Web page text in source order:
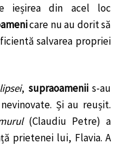
ieșirea din acel loc
care nu au dorit să
salvarea propriei
, supraoameniis-au
Și au reușit.
(Claudiu Petre) a
prietenei lui, Flavia. A